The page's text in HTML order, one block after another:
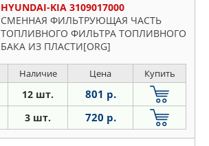
HYUNDAI-KIA 3109017000
СМЕННАЯ ФИЛЬТРУЮЩАЯ ЧАСТЬ
ТОПЛИВНОГО ФИЛЬТРА ТОПЛИВНОГО
БАКА ИЗ ПЛАСТИ[ORG]
Наличие Цена Купить
12 шт. 801 р.
3 шт. 720 р.